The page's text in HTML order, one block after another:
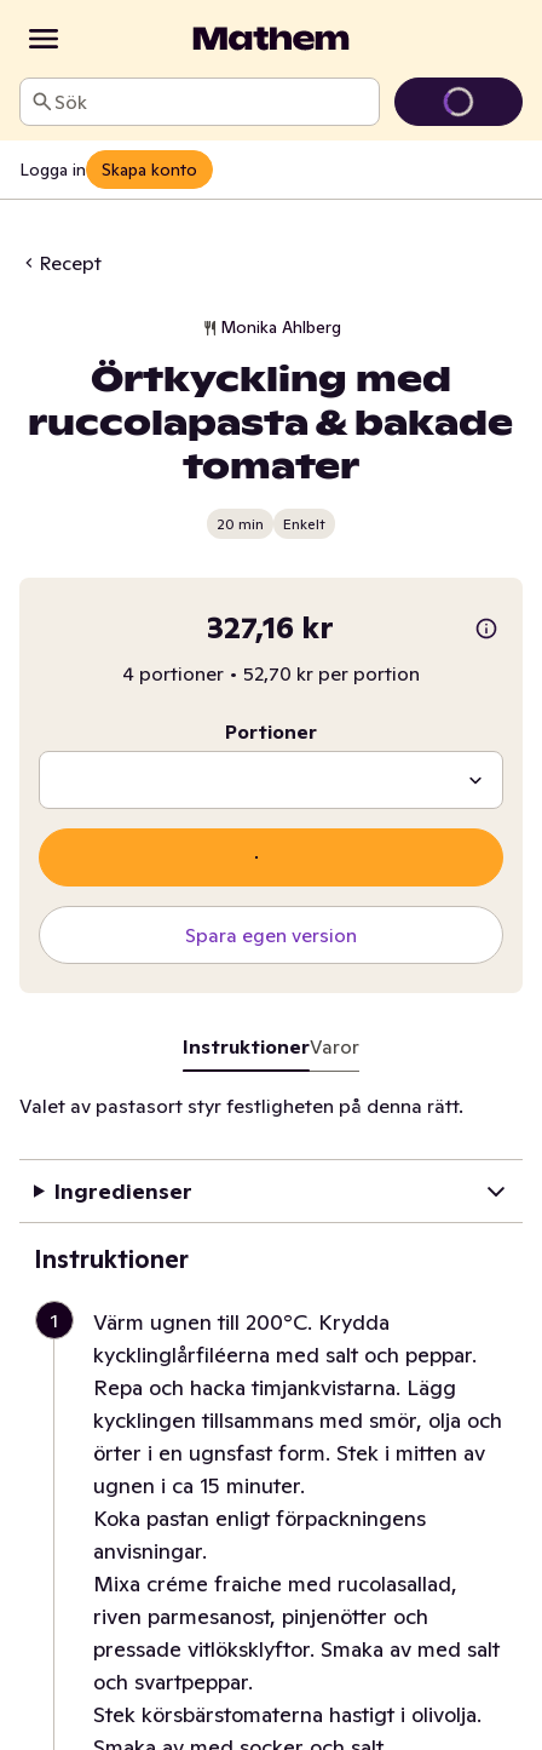
Sök
Logga in Skapa konto
Recept
Monika Ahlberg
Örtkyckling med
ruccolapasta & bakade
tomater
20 min Enkelt
327,16 kr
4 portioner • 52,70 kr per portion
Portioner
Spara egen version
InstruktionerVaror
Valet av pastasort styr festligheten på denna rätt.
Ingredienser
Instruktioner
1
Värm ugnen till 200°C. Krydda
kycklinglårfiléerna med salt och peppar.
Repa och hacka timjankvistarna. Lägg
kycklingen tillsammans med smör, olja och
örter i en ugnsfast form. Stek i mitten av
ugnen i ca 15 minuter.
Koka pastan enligt förpackningens
anvisningar.
Mixa créme fraiche med rucolasallad,
riven parmesanost, pinjenötter och
pressade vitlöksklyftor. Smaka av med salt
och svartpeppar.
Stek körsbärstomaterna hastigt i olivolja.